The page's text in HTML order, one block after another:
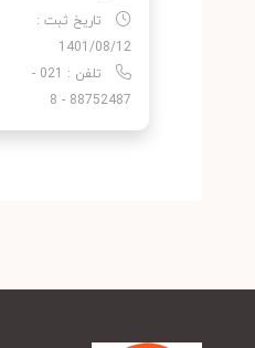
تاریخ ثبت :
1401/08/12
تلفن : 021 -
88752487 - 8